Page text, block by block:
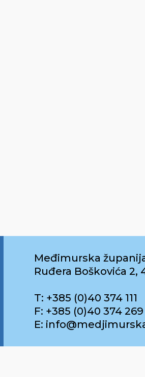
Međimurska
Ruđera Boškovića 2,
T: +385 (0)40 374 111
F: +385 (0)40 374 269
E: